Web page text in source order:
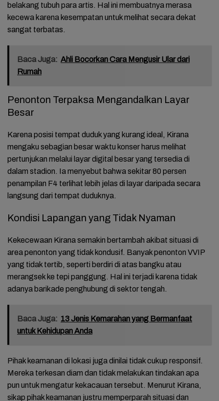
belakang tubuh para artis. Hal ini membuatnya merasa
kecewa karena kesempatan untuk melihat secara dekat
sangat terbatas.
Baca Juga: Ahli Bocorkan Cara Mengusir Ular dari
Rumah
Penonton Terpaksa Mengandalkan Layar
Besar
Karena posisi tempat duduk yang kurang ideal, Kirana
mengaku sebagian besar waktu konser harus melihat
pertunjukan melalui layar digital besar yang tersedia di
dalam stadion. Ia menyebut bahwa sekitar 80 persen
penampilan F4 terlihat lebih jelas di layar daripada secara
langsung dari tempat duduknya.
Kondisi Lapangan yang Tidak Nyaman
Kekecewaan Kirana semakin bertambah akibat situasi di
area penonton yang tidak kondusif. Banyak penonton VVIP
yang tidak tertib, seperti berdiri di atas bangku atau
merangsek ke tepi panggung. Hal ini terjadi karena tidak
adanya barikade penghubung di sektor tengah.
Baca Juga: 13 Jenis Kemarahan yang Bermanfaat
untuk Kehidupan Anda
Pihak keamanan di lokasi juga dinilai tidak cukup responsif.
Mereka terkesan diam dan tidak melakukan tindakan apa
pun untuk mengatur kekacauan tersebut. Menurut Kirana,
sikap pihak keamanan justru memperparah situasi dan